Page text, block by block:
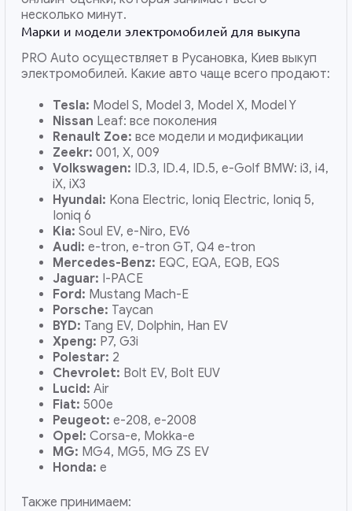
несколько минут.
Марки и модели электромобилей для выкупа
PRO Auto осуществляет в Русановка, Киев выкуп
электромобилей. Какие авто чаще всего продают:
Tesla: Model S, Model 3, Model X, Model Y
Nissan Leaf: все поколения
Renault Zoe:все модели и модификации
Zeekr:001, X, 009
Volkswagen: ID.3, ID.4, ID.5, e-Golf BMW: i3, i4,
iX, iX3
Hyundai: Kona Electric, Ioniq Electric, Ioniq 5,
Ioniq 6
Kia: Soul EV, e-Niro, EV6
Audi:e-tron, e-tron GT, Q4 e-tron
Mercedes-Benz: EQC, EQA, EQB, EQS
Jaguar: I-PACE
Ford: Mustang Mach-E
Porsche: Taycan
BYD: Tang EV, Dolphin, Han EV
Xpeng: P7, G3i
Polestar: 2
Chevrolet: Bolt EV, Bolt EUV
Lucid:Air
Fiat: 500e
Peugeot:e-208, e-2008
Opel:Corsa-e, Mokka-e
MG: MG4, MG5, MG ZS EV
Honda:e
Также принимаем: